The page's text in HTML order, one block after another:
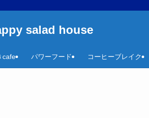
salad house
cafe パワーフード コーヒーブレイク